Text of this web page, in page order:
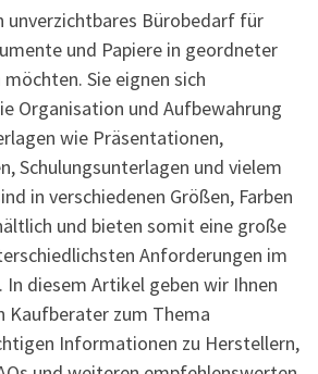
unverzichtbares Bürobedarf für
und Papiere in geordneter
Sie eignen sich
Organisation und Aufbewahrung
wie Präsentationen,
Schulungsunterlagen und vielem
in verschiedenen Größen, Farben
und bieten somit eine große
Anforderungen im
In diesem Artikel geben wir Ihnen
Kaufberater zum Thema
Informationen zu Herstellern,